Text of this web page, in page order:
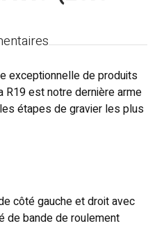
exceptionnelle de produits
R19 est notre dernière arme
étapes de gravier les plus
côté gauche et droit avec
de bande de roulement